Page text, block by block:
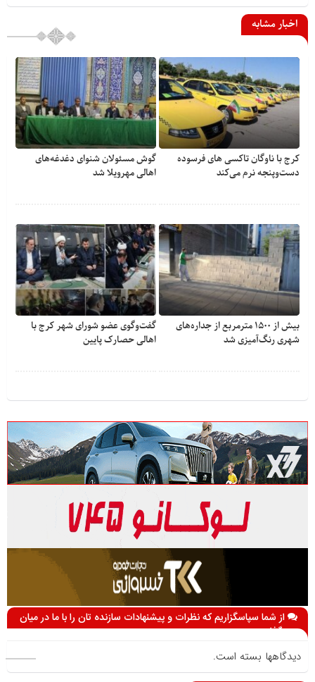
اخبار مشابه
کرج با ناوگان تاکسی های فرسوده
دست‌وپنجه نرم می‌کند
گوش مسئولان شنوای دغدغه‎‌های
اهالی مهرویلا شد
بیش از ۱۵۰۰ مترمربع از جداره‌های
شهری رنگ‌آمیزی شد
گفت‌وگوی عضو شورای شهر کرج با
اهالی حصارک پایین
از شما سپاسگزاریم که نظرات و پیشنهادات سازنده تان را با ما در میان
می گذارید
دیدگاهها بسته است.